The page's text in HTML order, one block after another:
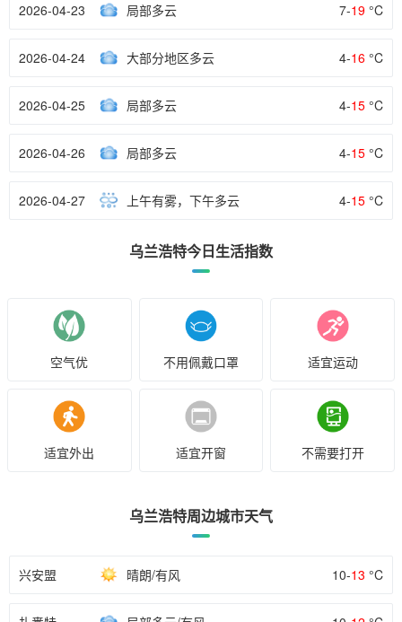
2026-04-23 局部多云 7-19 °C
2026-04-24 大部分地区多云 4-16 °C
2026-04-25 局部多云 4-15 °C
2026-04-26 局部多云 4-15 °C
2026-04-27 上午有雾，下午多云 4-15 °C
乌兰浩特今日生活指数
空气优 不用佩戴口罩 适宜运动
适宜外出 适宜开窗 不需要打开
乌兰浩特周边城市天气
兴安盟 晴朗/有风 10-13 °C